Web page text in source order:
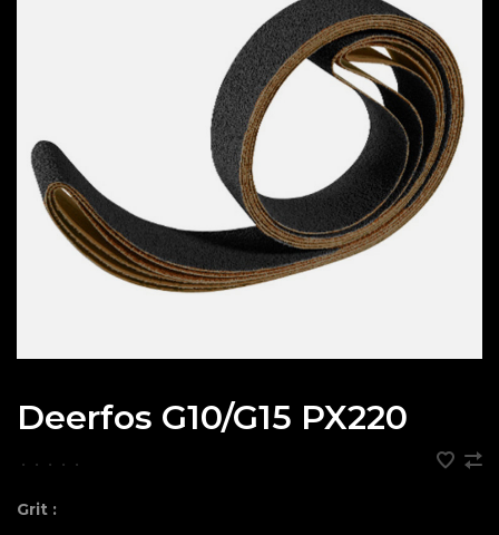
Deerfos G10/G15 PX220
• • • • •
Grit :